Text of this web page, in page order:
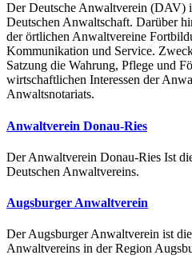
Der Deutsche Anwaltverein (DAV)
Deutschen Anwaltschaft. Darüber
der örtlichen Anwaltvereine
Kommunikation und Service.
Satzung die Wahrung, Pflege und
wirtschaftlichen Interessen der
Anwaltsnotariats.
Anwaltverein Donau-Ries
Der Anwaltverein Donau-Ries Ist
Deutschen Anwaltvereins.
Augsburger Anwaltverein
Der Augsburger Anwaltverein ist
Anwaltvereins in der Region